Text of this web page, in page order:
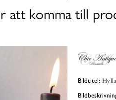
att komma till
Bildtitel: